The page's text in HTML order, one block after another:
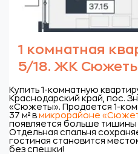
1 комнатная
5/18. ЖК
Купить 1-комнатную
Краснодарский край, пос.
«Сюжеты». Продается 1-
37 м² в микрорайоне
появляется больше тишины
Отдельная спальня
гостиная становится
без спешки!